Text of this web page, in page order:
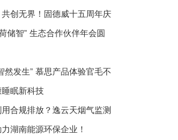
创无界！固德威十五周年庆
储智” 生态合作伙伴年会圆
然发生” 慕思产品体验官毛不
眠新科技
合规排放？逸云天烟气监测
湖南能源环保企业！